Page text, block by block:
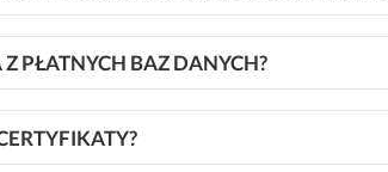
Z PŁATNYCH BAZ DANYCH?